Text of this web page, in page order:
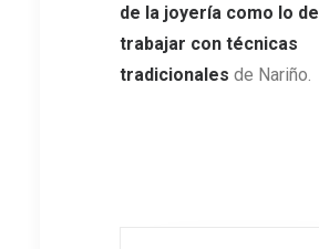
de la joyería como lo de
trabajar con técnicas
tradicionales de Nariño.